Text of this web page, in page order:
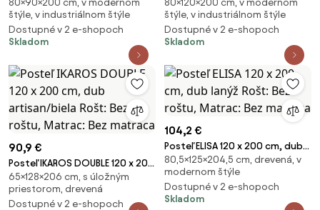
betón Rošt: Bez roštu, Matrac:
Bez matraca
80×90×200 cm, v modernom
štýle, v industriálnom štýle
Dostupné v 2 e-shopoch
Skladom
betón Rošt: Bez roštu, Matrac:
Bez matraca
80×120×200 cm, v modernom
štýle, v industriálnom štýle
Dostupné v 2 e-shopoch
Skladom
90,9 €
Posteľ IKAROS DOUBLE 120 x 200
cm, dub artisan/biela Rošt: Bez
roštu, Matrac: Bez matraca
65×128×206 cm, s úložným
priestorom, drevená
Dostupné v 2 e-shopoch
104,2 €
Posteľ ELISA 120 x 200 cm, dub
lanýž Rošt: Bez roštu, Matrac:
Bez matraca
80,5×125×204,5 cm, drevená, v
modernom štýle
Dostupné v 2 e-shopoch
Skladom